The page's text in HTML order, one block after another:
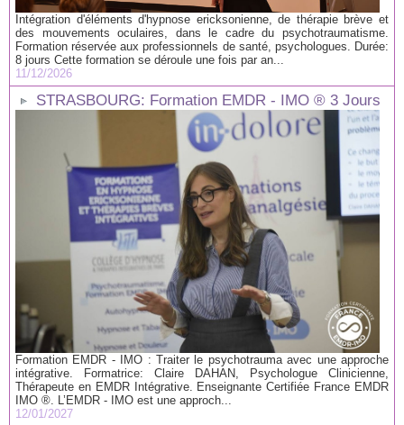
Intégration d'éléments d'hypnose ericksonienne, de thérapie brève et
des mouvements oculaires, dans le cadre du psychotraumatisme.
Formation réservée aux professionnels de santé, psychologues. Durée:
8 jours Cette formation se déroule une fois par an...
11/12/2026
STRASBOURG: Formation EMDR - IMO ® 3 Jours
Formation EMDR - IMO : Traiter le psychotrauma avec une approche
intégrative. Formatrice: Claire DAHAN, Psychologue Clinicienne,
Thérapeute en EMDR Intégrative. Enseignante Certifiée France EMDR
IMO ®. L’EMDR - IMO est une approch...
12/01/2027